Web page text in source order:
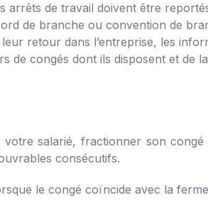
arrêts de travail doivent être
de branche ou convention de
retour dans l’entreprise, les
congés dont ils disposent et de la
salarié, fractionner son
consécutifs.
le congé coïncide avec la